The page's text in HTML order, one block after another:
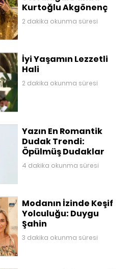
Kurtoğlu Akgönenç
2 dakika okunma süresi
İyi Yaşamın Lezzetli
Hali
2 dakika okunma süresi
Yazın En Romantik
Dudak Trendi:
Öpülmüş Dudaklar
4 dakika okunma süresi
Modanın İzinde Keşif
Yolculuğu: Duygu
Şahin
3 dakika okunma süresi